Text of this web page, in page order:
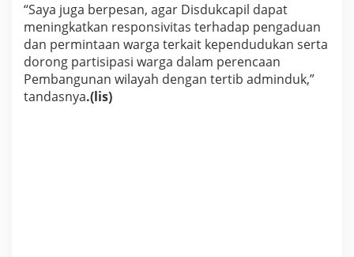
“Saya juga berpesan, agar Disdukcapil dapat
meningkatkan responsivitas terhadap pengaduan
dan permintaan warga terkait kependudukan serta
dorong partisipasi warga dalam perencaan
Pembangunan wilayah dengan tertib adminduk,”
tandasnya.(lis)